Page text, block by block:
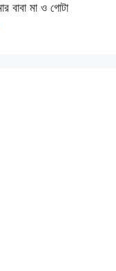
বাবা মা ও গোটা